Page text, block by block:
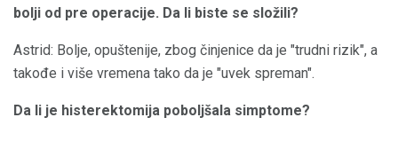
bolji od pre operacije. Da li biste se složili?
Astrid: Bolje, opuštenije, zbog činjenice da je "trudni rizik", a
takođe i više vremena tako da je "uvek spreman".
Da li je histerektomija poboljšala simptome?